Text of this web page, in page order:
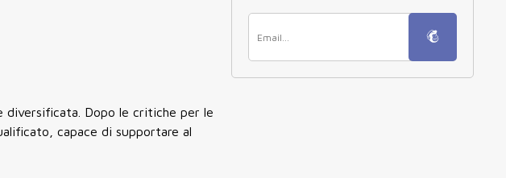
diversificata . Dopo le critiche per le
capace di supportare al